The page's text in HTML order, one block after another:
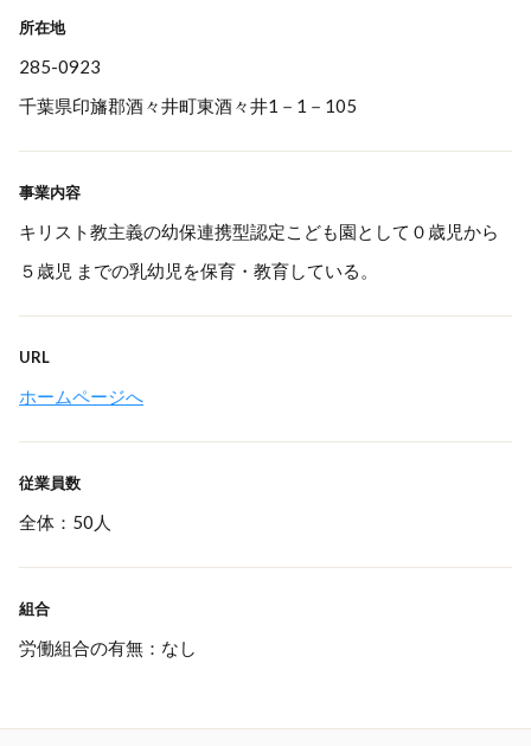
所在地
285-0923
千葉県印旛郡酒々井町東酒々井1－1－105
事業内容
キリスト教主義の幼保連携型認定こども園として０歳児から
５歳児 までの乳幼児を保育・教育している。
URL
ホームページへ
従業員数
全体：50人
組合
労働組合の有無：なし